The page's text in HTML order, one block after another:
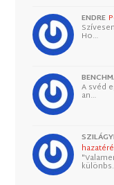
ENDRE
Ho…
A svéd
an…